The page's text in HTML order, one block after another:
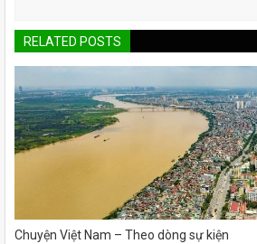
RELATED POSTS
Chuyện Việt Nam – Theo dòng sự kiện